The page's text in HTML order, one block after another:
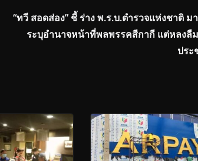
“ทวี สอดส่อง” ชี้ ร่าง พ.ร.บ.ตำรวจแห่งชาติ ม
ระบุอำนาจหน้าที่พลพรรคสีกากี แต่หลงลื
ประ